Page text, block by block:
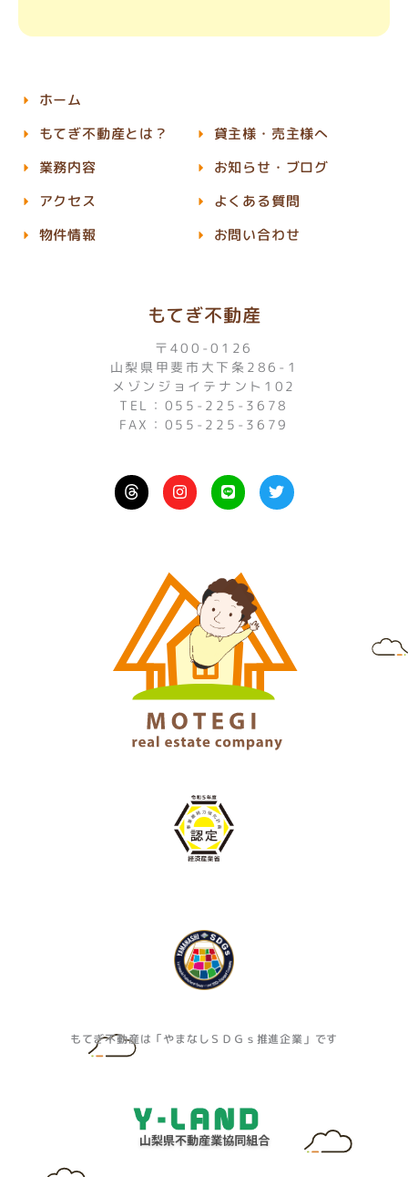
もてぎ不動産
〒400-0126
山梨県甲斐市大下条286-1
メゾンジョイテナント102
TEL：055-225-3678
FAX：055-225-3679
I
n
s
a
m
L
i
n
T
w
i
もてぎ不動産は「やまなしＳＤＧｓ推進企業」です
ホーム
もてぎ不動産とは？
業務内容
アクセス
物件情報
貸主様・売主様へ
お知らせ・ブログ
よくある質問
お問い合わせ